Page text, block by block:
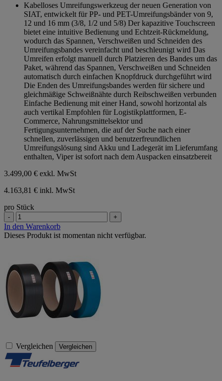
Sternen.
Kabelloses Umreifungswerkzeug der neuen Generation von
SIAT, entwickelt für PP- und PET-Umreifungsbänder von 9,
12 und 16 mm (3/8, 1/2 und 5/8) Der kapazitive Touchscreen
bietet eine intuitive Bedienung und Echtzeit-Rückmeldung,
wodurch das Spannen, Verschweißen und Schneiden des
Umreifungsbandes vereinfacht und beschleunigt wird Das
Umreifen erfolgt manuell durch Platzieren des Bandes um das
Paket, während das Spannen, Verschweißen und Schneiden
automatisch durch einfachen Knopfdruck durchgeführt wird
Die Enden des Umreifungsbandes werden für sichere und
gleichmäßige Schweißnähte durch Reibschweißen verbunden
Einfache Bedienung mit einer Hand, sowohl horizontal als
auch vertikal Empfohlen für Logistikplattformen, E-
Commerce, Nahrungsmittelsektor und
Fertigungsunternehmen, die auf der Suche nach einer
schnellen, zuverlässigen und benutzerfreundlichen
Umreifungslösung sind Akku und Ladegerät im Lieferumfang
enthalten, Viper ist sofort nach dem Auspacken einsatzbereit
3.499,00 € exkl. MwSt
4.163,81 € inkl. MwSt
pro Stück
- +
In den Warenkorb
Dieses Produkt ist momentan nicht verfügbar.
Vergleichen Vergleichen